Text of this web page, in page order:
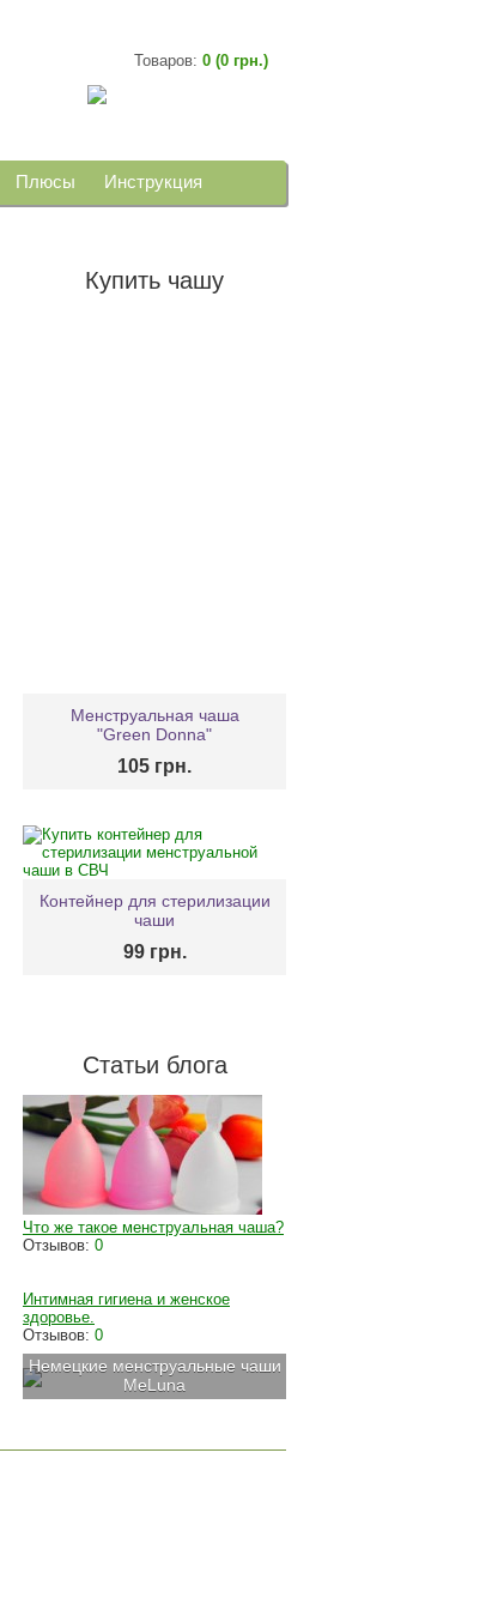
Товаров: 0 (0 грн.)
Плюсы Инструкция
Купить чашу
Менструальная чаша
"Green Donna"
105 грн.
Контейнер для стерилизации
чаши
99 грн.
Статьи блога
Что же такое менструальная чаша?
Отзывов: 0
Интимная гигиена и женское
здоровье.
Отзывов: 0
Немецкие менструальные чаши
MeLuna